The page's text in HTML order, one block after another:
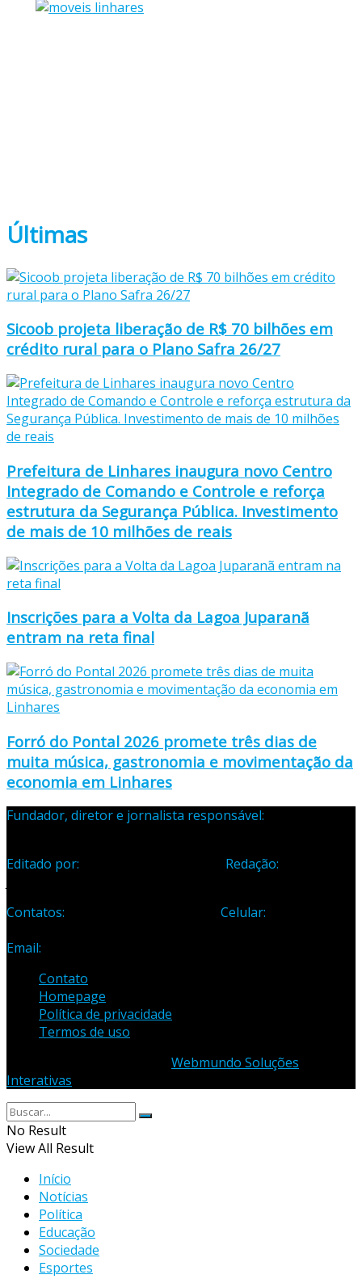
Últimas
Sicoob projeta liberação de R$ 70 bilhões em
crédito rural para o Plano Safra 26/27
Prefeitura de Linhares inaugura novo Centro
Integrado de Comando e Controle e reforça
estrutura da Segurança Pública. Investimento
de mais de 10 milhões de reais
Inscrições para a Volta da Lagoa Juparanã
entram na reta final
Forró do Pontal 2026 promete três dias de
muita música, gastronomia e movimentação da
economia em Linhares
Fundador, diretor e jornalista responsável:
Editado por:
Redação:
Contatos:
Celular:
Email:
Contato
Homepage
Política de privacidade
Termos de uso
Webmundo Soluções
Interativas
No Result
View All Result
Início
Notícias
Política
Educação
Sociedade
Esportes